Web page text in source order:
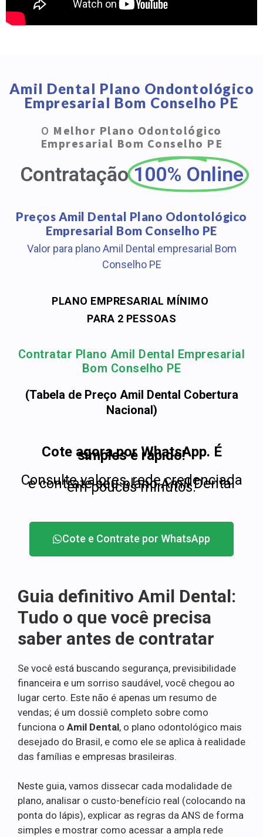
Amil Dental Plano Ondontológico
Empresarial Bom Conselho PE
O Melhor Plano Odontológico
Empresarial Bom Conselho PE
Contratação 100% Online
Preços Amil Dental Plano Odontológico
Empresarial Bom Conselho PE
Valor para plano Amil Dental empresarial Bom
Conselho PE
PLANO EMPRESARIAL MÍNIMO
PARA 2 PESSOAS
Contratar Plano Amil Dental Empresarial
Bom Conselho PE
(Tabela de Preço Amil Dental Cobertura
Nacional)
Cote agora por WhatsApp. É
simples e rápido!
Consulte valores, rede credenciada
e contrate seu plano Amil Dental
em poucos minutos.
Cote e Contrate por WhatsApp
Guia definitivo Amil Dental:
Tudo o que você precisa
saber antes de contratar
Se você está buscando segurança, previsibilidade
financeira e um sorriso saudável, você chegou ao
lugar certo. Este não é apenas um resumo de
vendas; é um dossiê completo sobre como
funciona o Amil Dental, o plano odontológico mais
desejado do Brasil, e como ele se aplica à realidade
das famílias e empresas brasileiras.
Neste guia, vamos dissecar cada modalidade de
plano, analisar o custo-benefício real (colocando na
ponta do lápis), explicar as regras da ANS de forma
simples e mostrar como acessar a ampla rede